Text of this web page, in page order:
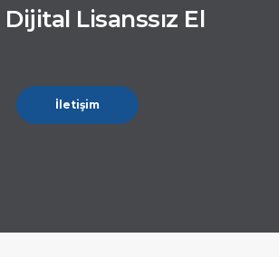
Dijital Lisanssız El
İletişim